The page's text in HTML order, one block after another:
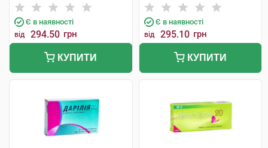
Є в наявності
від 294.50 грн
КУПИТИ
Є в наявності
від 295.10 грн
КУПИТИ